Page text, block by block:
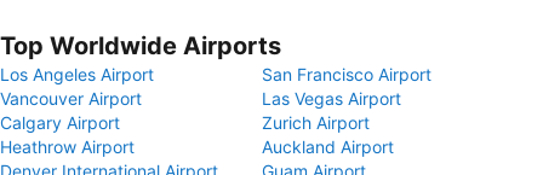
Top Worldwide Airports
Los Angeles Airport
San Francisco Airport
Vancouver Airport
Las Vegas Airport
Calgary Airport
Zurich Airport
Heathrow Airport
Auckland Airport
Denver International Airport
Guam Airport